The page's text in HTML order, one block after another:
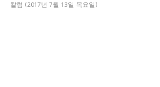
칼럼 (2017년 7월 13일 목요일)